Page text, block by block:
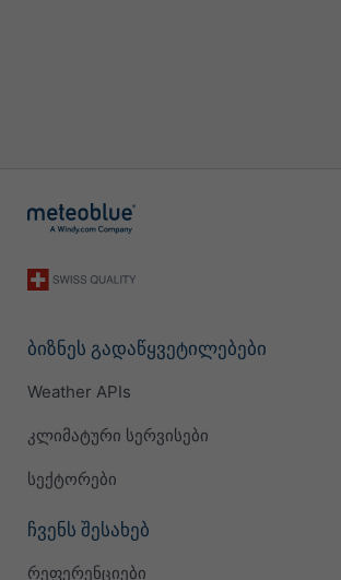
ბიზნეს გადაწყვეტილებები
Weather APIs
კლიმატური სერვისები
სექტორები
ჩვენს შესახებ
რეფერენციები